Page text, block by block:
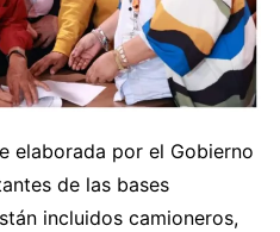
elaborada por el Gobierno
de las bases
incluidos camioneros,